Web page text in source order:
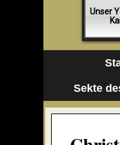
Unser
Sekte